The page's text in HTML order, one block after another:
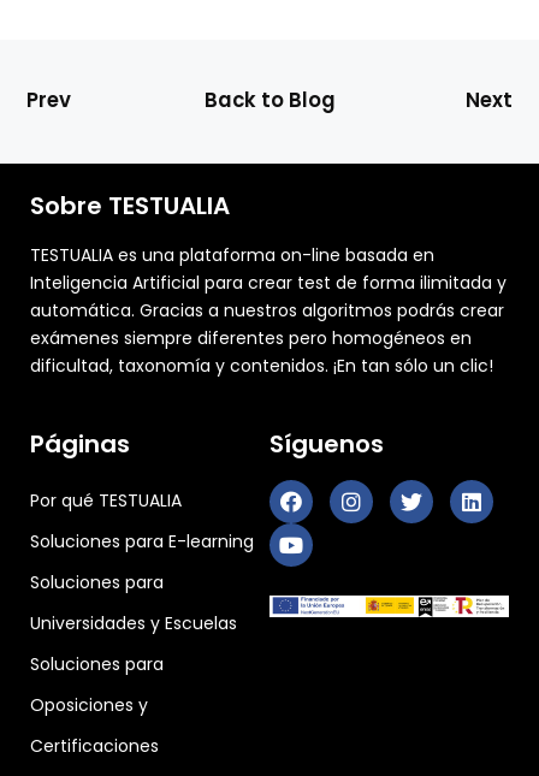
Prev Back to Blog Next
Sobre TESTUALIA
TESTUALIA es una plataforma on-line basada en
Inteligencia Artificial para crear test de forma ilimitada y
automática. Gracias a nuestros algoritmos podrás crear
exámenes siempre diferentes pero homogéneos en
dificultad, taxonomía y contenidos. ¡En tan sólo un clic!
Páginas
Por qué TESTUALIA
Soluciones para E-learning
Soluciones para
Universidades y Escuelas
Soluciones para
Oposiciones y
Certificaciones
Síguenos